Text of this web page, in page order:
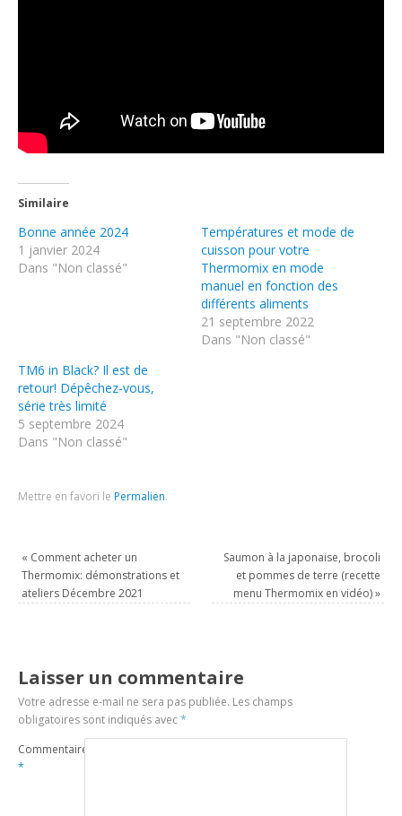
Similaire
Bonne année 2024
1 janvier 2024
Dans "Non classé"
Températures et mode de
cuisson pour votre
Thermomix en mode
manuel en fonction des
différents aliments
21 septembre 2022
Dans "Non classé"
TM6 in Black? Il est de
retour! Dépêchez-vous,
série très limité
5 septembre 2024
Dans "Non classé"
Mettre en favori le Permalien.
« Comment acheter un
Thermomix: démonstrations et
ateliers Décembre 2021
Saumon à la japonaise, brocoli
et pommes de terre (recette
menu Thermomix en vidéo)»
Laisser un commentaire
Votre adresse e-mail ne sera pas publiée. Les champs
obligatoires sont indiqués avec*
Commentaire
*